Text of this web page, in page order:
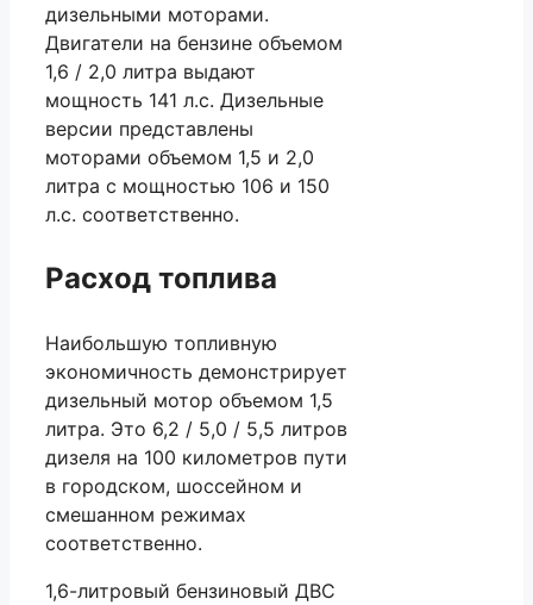
дизельными моторами.
Двигатели на бензине объемом
1,6 / 2,0 литра выдают
мощность 141 л.с. Дизельные
версии представлены
моторами объемом 1,5 и 2,0
литра с мощностью 106 и 150
л.с. соответственно.
Расход топлива
Наибольшую топливную
экономичность демонстрирует
дизельный мотор объемом 1,5
литра. Это 6,2 / 5,0 / 5,5 литров
дизеля на 100 километров пути
в городском, шоссейном и
смешанном режимах
соответственно.
1,6-литровый бензиновый ДВС